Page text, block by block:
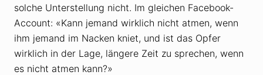
solche Unterstellung nicht. Im gleichen Facebook-
Account: «Kann jemand wirklich nicht atmen, wenn
ihm jemand im Nacken kniet, und ist das Opfer
wirklich in der Lage, längere Zeit zu sprechen, wenn
es nicht atmen kann?»